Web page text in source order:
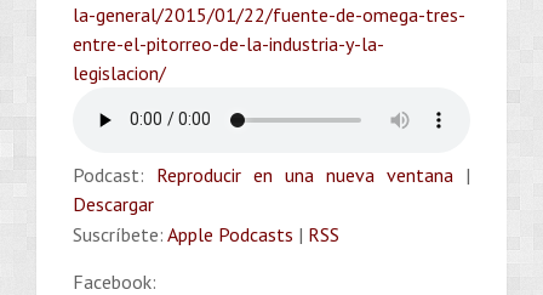
la-general/2015/01/22/fuente-de-omega-tres-
entre-el-pitorreo-de-la-industria-y-la-
legislacion/
Podcast: Reproducir en una nueva ventana |
Descargar
Suscríbete: Apple Podcasts | RSS
Facebook: